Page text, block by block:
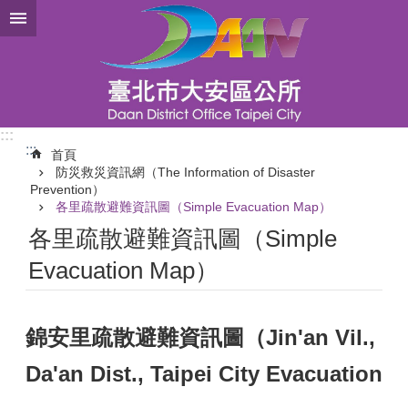
跳到主要內容區塊
:::
:::
首頁
防災救災資訊網（The Information of Disaster
Prevention）
各里疏散避難資訊圖（Simple Evacuation Map）
各里疏散避難資訊圖（Simple
Evacuation Map）
錦安里疏散避難資訊圖（Jin'an Vil.,
Da'an Dist., Taipei City Evacuation